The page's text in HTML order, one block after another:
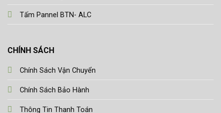
Tấm Pannel BTN- ALC
CHÍNH SÁCH
Chính Sách Vận Chuyển
Chính Sách Bảo Hành
Thông Tin Thanh Toán